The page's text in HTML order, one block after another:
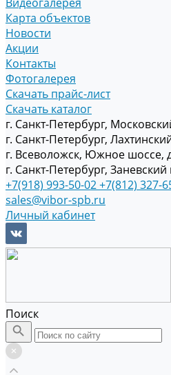
Карта объектов
Новости
Акции
Контакты
Фотогалерея
Скачать прайс-лист
Скачать каталог
г. Санкт-Петербург,
г. Санкт-Петербург,
г. Всеволожск, Южное шоссе,
г. Санкт-Петербург, Заневский
+7(918) 993-50-02+7(812) 327-
sales@vibor-spb.ru
Личный кабинет
Поиск